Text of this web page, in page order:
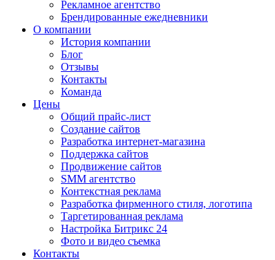
Рекламное агентство
Брендированные ежедневники
О компании
История компании
Блог
Отзывы
Контакты
Команда
Цены
Общий прайс-лист
Создание сайтов
Разработка интернет-магазина
Поддержка сайтов
Продвижение сайтов
SMM агентство
Контекстная реклама
Разработка фирменного стиля, логотипа
Таргетированная реклама
Настройка Битрикс 24
Фото и видео съемка
Контакты